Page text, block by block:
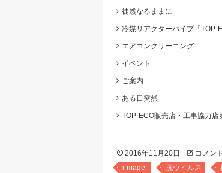
徒然なるままに
冷媒リアクターパイプ「
エアコンクリーニング
イベント
ご案内
ある日突然
TOP-ECO販売店・工事協力店
2016年11月20日 コメント
i-mage.
抗ウイルス